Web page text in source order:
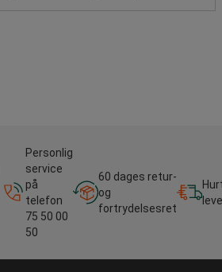
Personlig
service
på
telefon
75 50 00
50
60 dages retur-
og
fortrydelsesret